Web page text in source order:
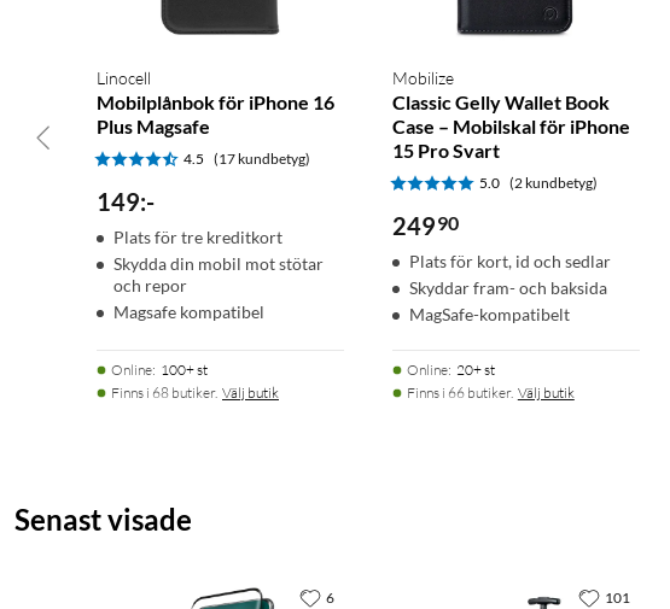
Linocell
Mobilplånbok för iPhone 16
Plus Magsafe
4.5 (17 kundbetyg)
149:-
Plats för tre kreditkort
Skydda din mobil mot stötar
och repor
Magsafe kompatibel
Online: 100+ st
Finns i 68 butiker. Välj butik
Mobilize
Classic Gelly Wallet Book
Case – Mobilskal för iPhone
15 Pro Svart
5.0 (2 kundbetyg)
24990
Plats för kort, id och sedlar
Skyddar fram- och baksida
MagSafe-kompatibelt
Online: 20+ st
Finns i 66 butiker. Välj butik
Senast visade
6 101